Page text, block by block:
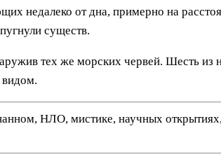
недалеко от дна, примерно на
существ.
тех же морских червей. Шесть из
видом.
НЛО, мистике, научных